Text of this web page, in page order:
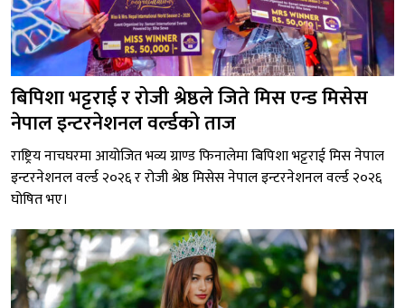
बिपिशा भट्टराई र रोजी श्रेष्ठले जिते मिस एन्ड मिसेस
नेपाल इन्टरनेशनल वर्ल्डको ताज
राष्ट्रिय नाचघरमा आयोजित भव्य ग्राण्ड फिनालेमा बिपिशा भट्टराई मिस नेपाल
इन्टरनेशनल वर्ल्ड २०२६ र रोजी श्रेष्ठ मिसेस नेपाल इन्टरनेशनल वर्ल्ड २०२६
घोषित भए।